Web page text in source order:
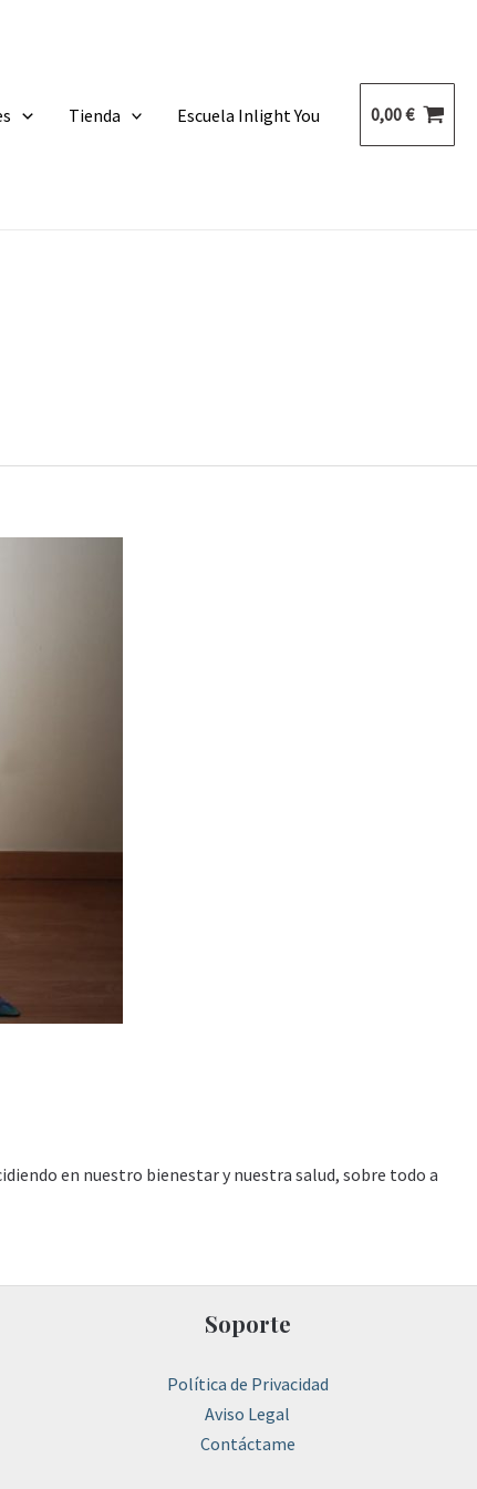
Tienda Escuela Inlight You 0,00€
en nuestro bienestar y nuestra salud, sobre todo a
Soporte
Política de Privacidad
Aviso Legal
Contáctame